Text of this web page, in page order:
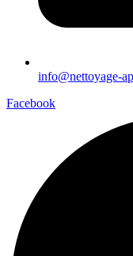
info@nettoyage-
Facebook